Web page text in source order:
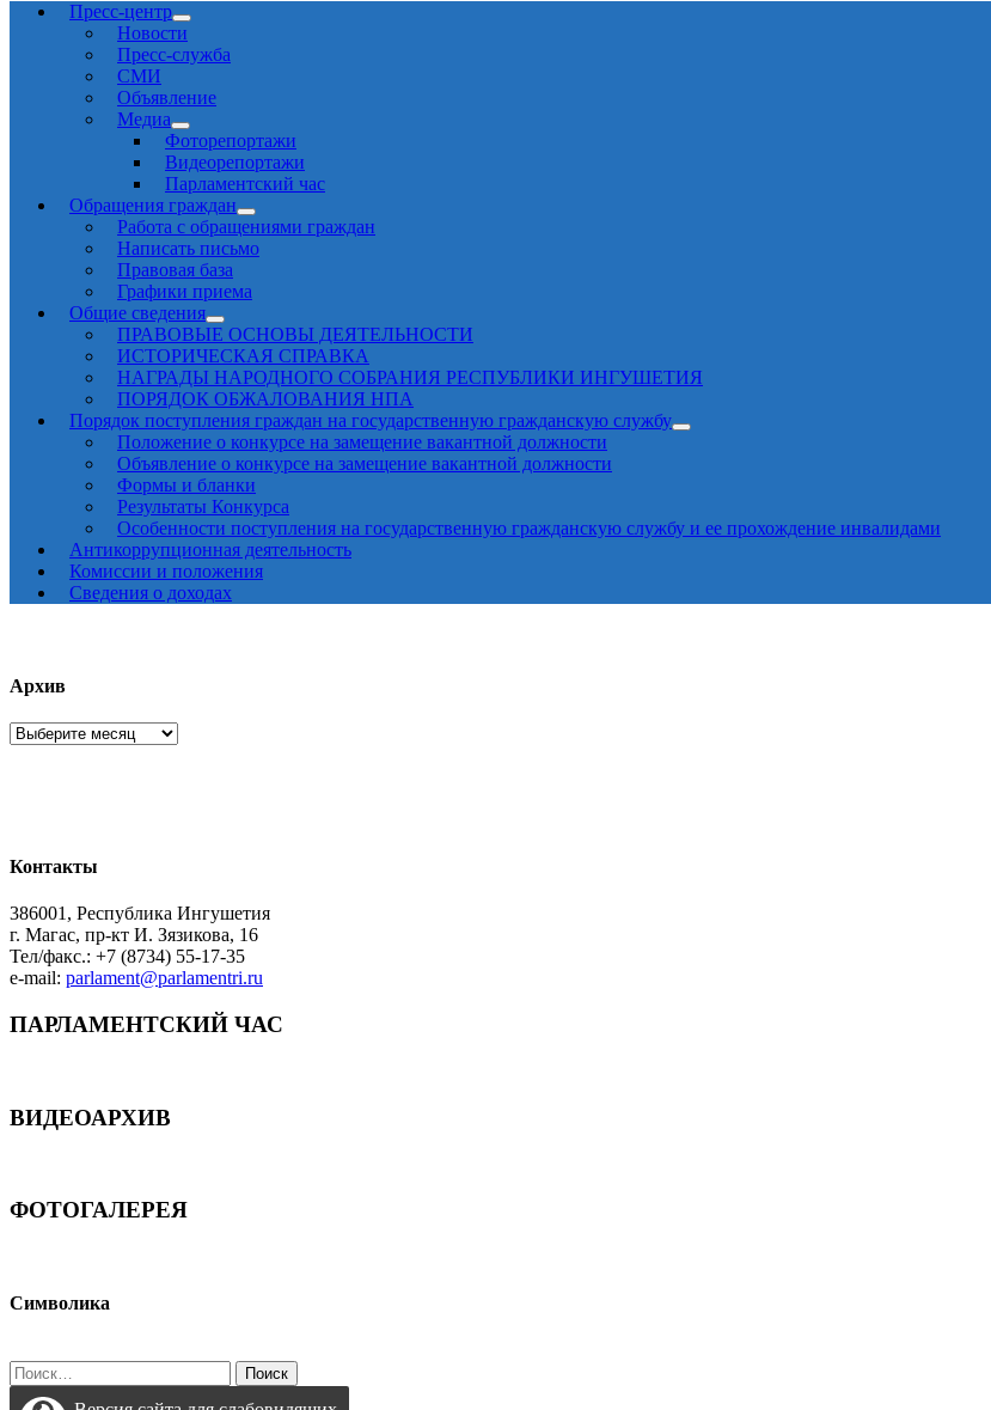
Пресс-центр
Новости
Пресс-служба
СМИ
Объявление
Медиа
Фоторепортажи
Видеорепортажи
Парламентский час
Обращения граждан
Работа с обращениями граждан
Написать письмо
Правовая база
Графики приема
Общие сведения
ПРАВОВЫЕ ОСНОВЫ ДЕЯТЕЛЬНОСТИ
ИСТОРИЧЕСКАЯ СПРАВКА
НАГРАДЫ НАРОДНОГО СОБРАНИЯ РЕСПУБЛИКИ ИНГУШЕТИЯ
ПОРЯДОК ОБЖАЛОВАНИЯ НПА
Порядок поступления граждан на государственную гражданскую службу
Положение о конкурсе на замещение вакантной должности
Объявление о конкурсе на замещение вакантной должности
Формы и бланки
Результаты Конкурса
Особенности поступления на государственную гражданскую службу и ее прохождение инвалидами
Антикоррупционная деятельность
Комиссии и положения
Сведения о доходах
Архив
Архив
Контакты
386001, Республика Ингушетия
г. Магас, пр-кт И. Зязикова, 16
Тел/факс.: +7 (8734) 55-17-35
e-mail: parlament@parlamentri.ru
ПАРЛАМЕНТСКИЙ ЧАС
ВИДЕОАРХИВ
ФОТОГАЛЕРЕЯ
Символика
Найти: